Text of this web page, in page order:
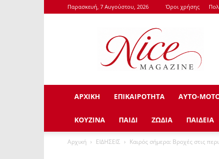
Παρασκευή, 7 Αυγούστου, 2026 Όροι χρήσης
NiceMagazine.Gr
ΑΡΧΙΚΗ ΕΠΙΚΑΙΡΟΤΗΤΑ ΑΥΤΟ-
ΚΟΥΖΙΝΑ ΠΑΙΔΙ ΖΩΔΙΑ ΠΑΙΔΕΙΑ
Αρχική ΕΙΔΗΣΕΙΣ Καιρός σήμερα: Βροχές στις